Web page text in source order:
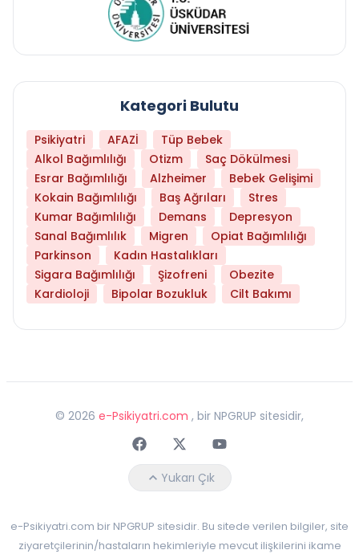
Kategori Bulutu
Psikiyatri AFAZİ
Tüp Bebek
Alkol Bağımlılığı
Otizm
Saç Dökülmesi
Esrar Bağımlılığı
Alzheimer
Bebek Gelişimi
Kokain Bağımlılığı
Baş Ağrıları
Stres
Kumar Bağımlılığı
Demans
Depresyon
Sanal Bağımlılık
Migren
Opiat Bağımlılığı
Parkinson
Kadın Hastalıkları
Sigara Bağımlılığı
Şizofreni
Obezite
Kardioloji
Bipolar Bozukluk Cilt Bakımı
© 2026 e-Psikiyatri.com , bir NPGRUP sitesidir,
FaceebokTwitterYoutube
Yukarı Çık
e-Psikiyatri.com bir NPGRUP sitesidir. Bu sitede verilen bilgiler, site
ziyaretçilerinin/hastaların hekimleriyle mevcut ilişkilerini ikame